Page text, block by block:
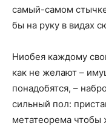
самый-самом
бы на руку в видах
Ниобея каждому
как не желают –
понадобятся, –
сильный пол:
метатеорема чтобы